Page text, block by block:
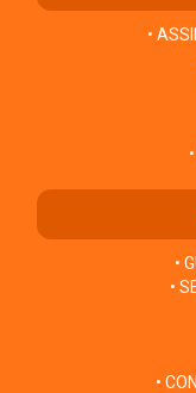
•
•
•
•